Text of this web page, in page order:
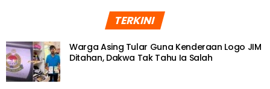
TERKINI
Warga Asing Tular Guna Kenderaan Logo JIM
Ditahan, Dakwa Tak Tahu Ia Salah